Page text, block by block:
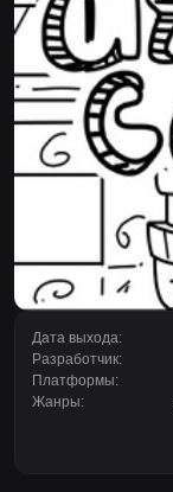
Дата выхода:
Разработчик:
Платформы:
Жанры: